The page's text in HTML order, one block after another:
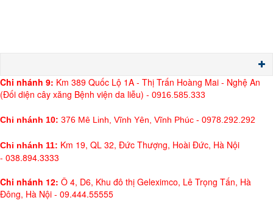
Chi nhánh 9: Km 389 Quốc Lộ 1A - Thị Trấn Hoàng Mai - Nghệ An
(Đối diện cây xăng Bệnh viện da liễu) - 0916.585.333
Chi nhánh 10: 376 Mê Linh, Vĩnh Yên, Vĩnh Phúc - 0978.292.292
Chi nhánh 11: Km 19, QL 32, Đức Thượng, Hoài Đức, Hà Nội
- 038.894.3333
Chi nhánh 12: Ô 4, D6, Khu đô thị Geleximco, Lê Trọng Tấn, Hà
Đông, Hà Nội - 09.444.55555